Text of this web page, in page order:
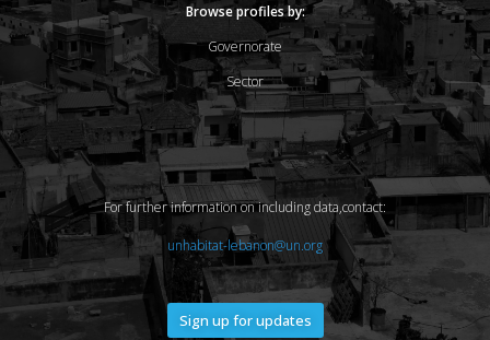
Browse profiles by:
Governorate
Sector
For further information on including data,contact:
unhabitat-lebanon@un.org
Sign up for updates